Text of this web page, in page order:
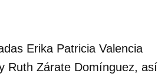
Erika Patricia Valencia
Ruth Zárate Domínguez, así